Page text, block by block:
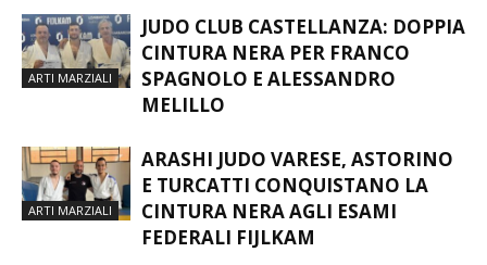
JUDO CLUB CASTELLANZA: DOPPIA
CINTURA NERA PER FRANCO
SPAGNOLO E ALESSANDRO
ARASHI JUDO VARESE, ASTORINO
E TURCATTI CONQUISTANO LA
CINTURA NERA AGLI ESAMI